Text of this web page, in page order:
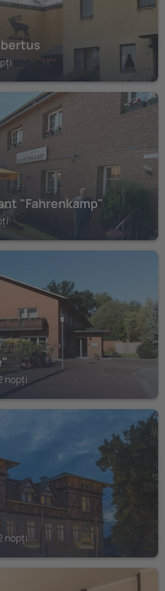
"Fahrenkamp"
nopți
nopți